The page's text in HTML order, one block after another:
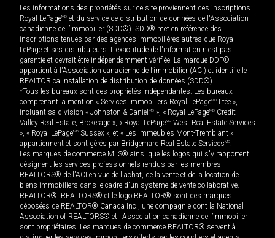
Les informations des propriétés sur ce site proviennent des inscriptions
Royal LePageMD et du service de distribution de données de l'Association
canadienne de l’immobilier (SDD®). SDD® met en référence des
inscriptions tenues par des agences immobilières autres que Royal
LePage et ses distributeurs. L'exactitude de l'information n'est pas
garantie et devrait être indépendamment vérifiée. La marque DDF®
appartient à l'Association canadienne de l’immobilier (ACI) et identifie le
REALTOR.ca Installation de distribution de données (SDD®).
*Tous les bureaux sont des propriétés indépendantes. Les bureaux
comprenant la mention « Services immobiliers Royal LePageMD Ltée »,
incluant sa division « Johnston & Daniel MD », « Royal LePageMD Credit
Valley Real Estate, Brokerage », « Royal LePageMD West Real Estate Services
», « Royal LePageMD Sussex », et « Les immeubles Mont-Tremblant »
appartiennent et sont gérés par Bridgemarq Real Estate ServicesMD.
Les marques de commerce MLS® ainsi que les logos qui s'y rapportent
désignent les services professionnels rendus par les membres
REALTORS® de l'ACI en vue de l'achat, de la vente et de la location de
biens immobiliers dans le cadre d'un système de vente collaborative.
REALTOR®, REALTORS® et le logo REALTOR® sont des marques
déposées de REALTOR® Canada Inc., une compagnie dont la National
Association of REALTORS® et l'Association canadienne de l’immobilier
sont propriétaires. Les marques de commerce REALTOR® servent à